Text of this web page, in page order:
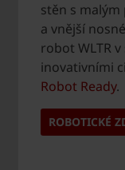
stěn s
a vnější
robot WLTR
inovativními
Robot Ready.
ROBOTICKÉ